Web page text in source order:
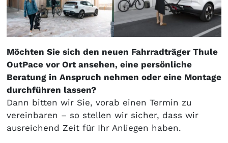
Möchten Sie sich den neuen Fahrradträger Thule
OutPace vor Ort ansehen, eine persönliche
Beratung in Anspruch nehmen oder eine Montage
durchführen lassen?
Dann bitten wir Sie, vorab einen Termin zu
vereinbaren – so stellen wir sicher, dass wir
ausreichend Zeit für Ihr Anliegen haben.